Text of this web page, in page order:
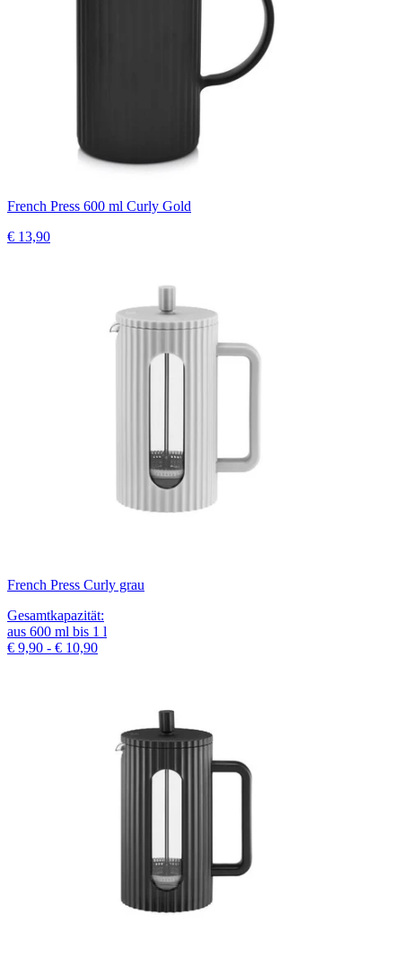
French Press 600 ml Curly Gold
€ 13,90
French Press Curly grau
Gesamtkapazität:
aus 600 ml bis 1 l
€ 9,90 - € 10,90